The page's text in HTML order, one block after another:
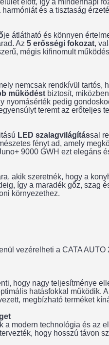
előtt, így a mindennapi
és a tisztaság
je átlátható és könnyen
Az 5 erősségi fokozat,
mégis kifinomult
nemcsak rendkívül tartós,
működést biztosít,
nyomásérték pedig
teremt az erőteljes
LED szalagvilágítással
fényt ad, amely
9000 GWH ezt elegáns
akik szeretnék, hogy a
így a maradék gőz, szag
környezethez.
vezérelheti a CATA
hogy nagy teljesítménye
hatásfokkal működik.
megbízható terméket
modern technológia és
hogy hosszú távon